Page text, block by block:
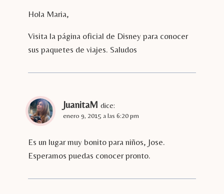
Hola Maria,
Visita la página oficial de Disney para conocer
sus paquetes de viajes. Saludos
JuanitaM dice:
enero 9, 2015 a las 6:20 pm
Es un lugar muy bonito para niños, Jose.
Esperamos puedas conocer pronto.